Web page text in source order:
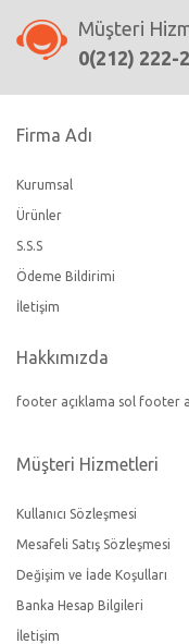
Müşteri
0(212) 222-
Firma Adı
Kurumsal
Ürünler
S.S.S
Ödeme Bildirimi
İletişim
Hakkımızda
footer açıklama sol footer
Müşteri Hizmetleri
Kullanıcı Sözleşmesi
Mesafeli Satış Sözleşmesi
Değişim ve İade Koşulları
Banka Hesap Bilgileri
İletişim